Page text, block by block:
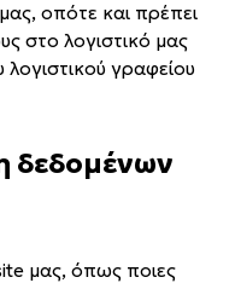
οπότε και πρέπει
στο λογιστικό μας
γραφείου
δεδομένων
μας, όπως ποιες